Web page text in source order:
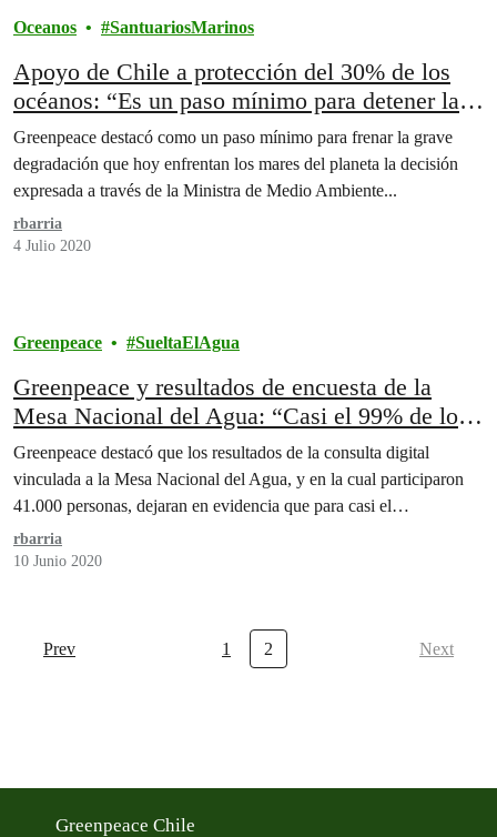
Oceanos SantuariosMarinos
Apoyo de Chile a protección del 30% de los
océanos: “Es un paso mínimo para detener la
crisis que viven los mares del planeta”.
Greenpeace destacó como un paso mínimo para frenar la grave
degradación que hoy enfrentan los mares del planeta la decisión
expresada a través de la Ministra de Medio Ambiente...
rbarria
4 Julio 2020
Greenpeace SueltaElAgua
Greenpeace y resultados de encuesta de la
Mesa Nacional del Agua: “Casi el 99% de los
chilenos cree que la prioridad debe ser el
consumo humano”.
Greenpeace destacó que los resultados de la consulta digital
vinculada a la Mesa Nacional del Agua, y en la cual participaron
41.000 personas, dejaran en evidencia que para casi el…
rbarria
10 Junio 2020
Prev 1 2 Next
Greenpeace Chile